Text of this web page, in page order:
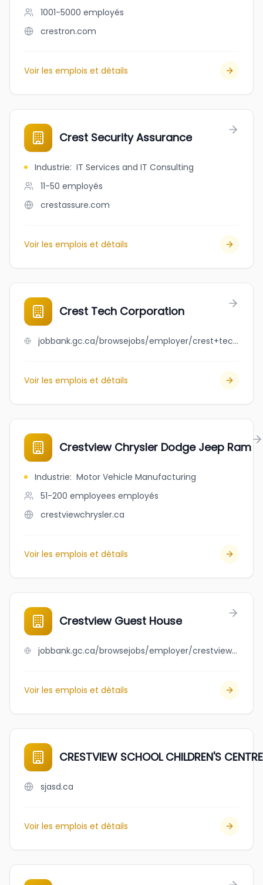
1001-5000 employés
crestron.com
Voir les emplois et détails
Crest Security Assurance
Industrie: IT Services and IT Consulting
11-50 employés
crestassure.com
Voir les emplois et détails
Crest Tech Corporation
jobbank.gc.ca/browsejobs/employer/crest+tech+corporation/ca
Voir les emplois et détails
Crestview Chrysler Dodge Jeep Ram
Industrie: Motor Vehicle Manufacturing
51-200 employees employés
crestviewchrysler.ca
Voir les emplois et détails
Crestview Guest House
jobbank.gc.ca/browsejobs/employer/crestview+guest+house/ca
Voir les emplois et détails
CRESTVIEW SCHOOL CHILDREN'S CENTRE
sjasd.ca
Voir les emplois et détails